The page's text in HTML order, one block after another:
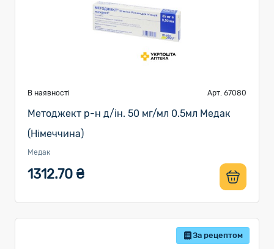
В наявності Арт. 67080
Методжект р-н д/ін. 50 мг/мл 0.5мл Медак
(Німеччина)
Медак
1312.70 ₴
За рецептом